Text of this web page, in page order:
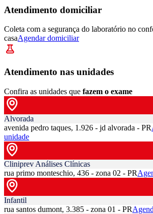
Atendimento domiciliar
Coleta com a segurança do laboratório no
casaAgendar domiciliar
Atendimento nas unidades
Confira as unidades que fazem o exame
Alvorada
avenida pedro taques, 1.926 - jd alvorada - PR
unidade
Cliniprev Análises Clínicas
rua primo monteschio, 436 - zona 02 - PR
Infantil
rua santos dumont, 3.385 - zona 01 - PR